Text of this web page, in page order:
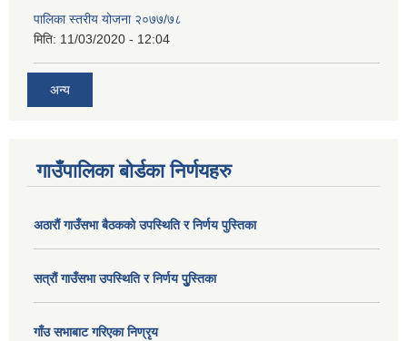
पालिका स्तरीय योजना २०७७/७८
मिति: 11/03/2020 - 12:04
अन्य
गाउँपालिका बोर्डका निर्णयहरु
अठाराैं गाउँसभा बैठकको उपस्थिति र निर्णय पुस्तिका
सत्राैं गाउँसभा उपस्थिति र निर्णय पुु्स्तिका
गाँउ सभाबाट गरिएका निण्रृय